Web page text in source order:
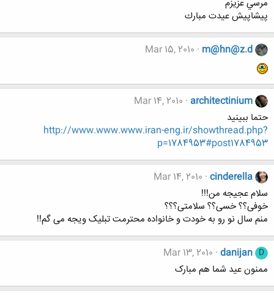
مرسي عزيزم
پيشاپيش عيدت مبارك
m@hn@z.d
Mar 15, 2010
architectinium
Mar 14, 2010
حتما ببینید
http://www.www.www.iran-eng.ir/showthread.php?
p=1784953#post1784953
cinderella
Mar 14, 2010
سلام عجیجه من!!!
خوفی؟؟ خسی؟؟ سلامتی؟؟؟
منم سال نو رو به خودت و خانواده محترمت تبلیک ویجه می گم!!
D
danijan
Mar 13, 2010
ممنون عید شما هم مبارک